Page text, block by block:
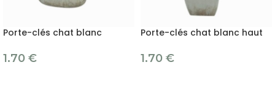
Porte-clés chat blanc
1.70 €
Porte-clés chat blanc haut
1.70 €